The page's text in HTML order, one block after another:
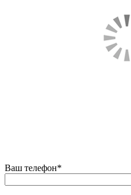
Ваш телефон*